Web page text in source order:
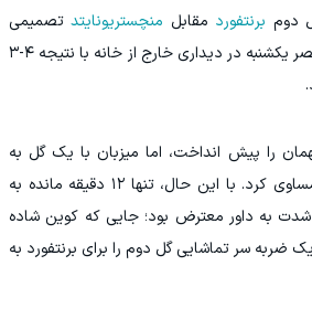
دوم برنتفورد مقابل منچستریونایتدتصمیمی
درست بوده است. یونایتد عصر یکشنبه در دیداری خارج از خانه با نتیجه ۴-۳
را پیش انداخت، اما میزبان با یک گل به
خودی از لوک شاو بازی را مساوی کرد. با این حال، تنها ۱۲ دقیقه مانده به
شدت به داور معترض بود؛ جایی که کوین شاده
یک ضربه سر تماشایی گل دوم را برای برنتفورد به